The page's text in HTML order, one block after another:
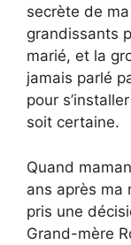
secrète de
grandissants
marié, et la
jamais parlé
pour
soit certaine.
Quand
ans après ma
pris une
Grand-mère